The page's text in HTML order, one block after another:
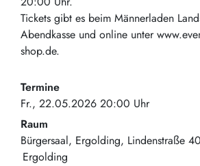
Tickets gibt es beim Männerladen
Abendkasse und online unter
shop.de.
Termine
Fr., 22.05.2026 20:00 Uhr
Raum
Bürgersaal, Ergolding Lindenstraße 40
Ergolding